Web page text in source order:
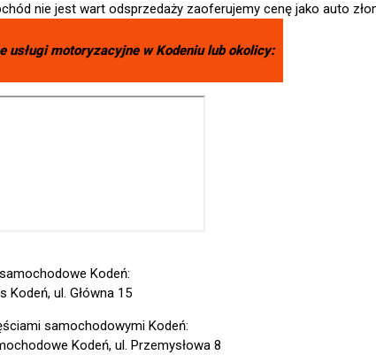
nie jest wart odsprzedaży zaoferujemy cenę jako auto
usługi motoryzacyjne wKodeniulub okolicy:
Kodeń:
Kodeń, ul. Główna 15
samochodowymi Kodeń:
Kodeń, ul. Przemysłowa 8